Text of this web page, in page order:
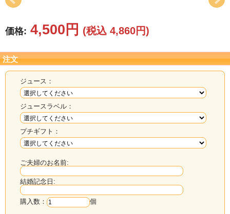
その他
価格: 4,500円 (税込 4,860円)
注文
ジュース：
ジュースラベル：
プチギフト：
ご夫婦のお名前:
結婚記念日:
購入数： 個